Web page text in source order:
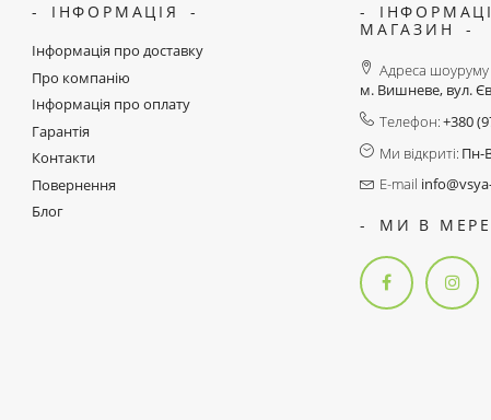
ІНФОРМАЦІЯ
Інформація про доставку
Про компанію
Інформація про оплату
Гарантія
Контакти
Повернення
Блог
МАГАЗИН
Адреса шоуруму
м. Вишневе, вул.
Телефон:+380
Ми відкриті: Пн-
E-mail
МИ В